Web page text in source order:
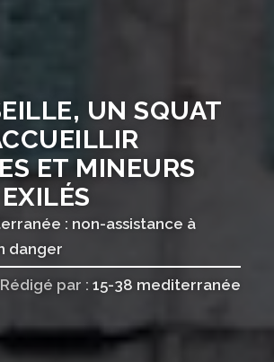
UN SQUAT
ET MINEURS
: non-assistance à
danger
Rédigé par : 15-38 mediterranée